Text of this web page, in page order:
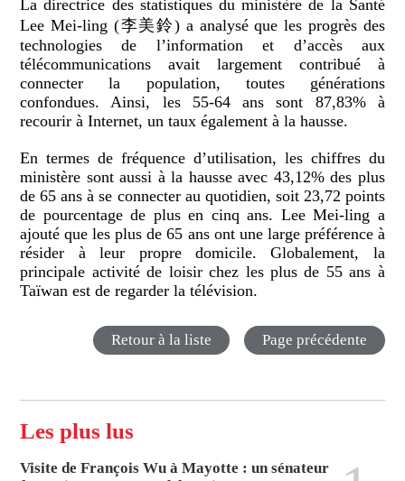
La directrice des statistiques du ministère de la Santé
Lee Mei-ling (李美鈴) a analysé que les progrès des
technologies de l’information et d’accès aux
télécommunications avait largement contribué à
connecter la population, toutes générations
confondues. Ainsi, les 55-64 ans sont 87,83% à
recourir à Internet, un taux également à la hausse.
En termes de fréquence d’utilisation, les chiffres du
ministère sont aussi à la hausse avec 43,12% des plus
de 65 ans à se connecter au quotidien, soit 23,72 points
de pourcentage de plus en cinq ans. Lee Mei-ling a
ajouté que les plus de 65 ans ont une large préférence à
résider à leur propre domicile. Globalement, la
principale activité de loisir chez les plus de 55 ans à
Taïwan est de regarder la télévision.
Retour à la liste Page précédente
Les plus lus
Visite de François Wu à Mayotte : un sénateur